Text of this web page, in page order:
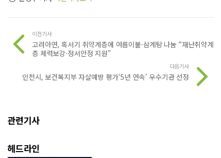
이전기사
고려아연, 혹서기 취약계층에 여름이불·삼계탕 나눔 “재난취약계
층 체력보강·정서안정 지원”
다음기사
인천시, 보건복지부 자살예방 평가‘5년 연속’ 우수기관 선정
관련기사
헤드라인